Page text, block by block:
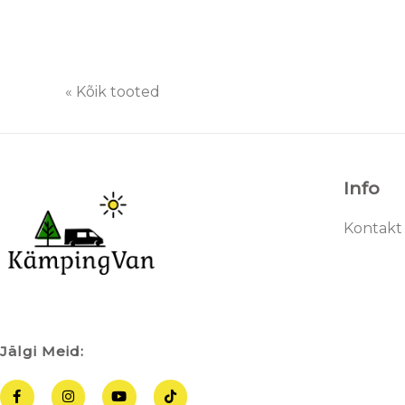
« Kõik tooted
Jälgi Meid:
F
a
I
n
Y
o
T
i
Info
Kontakt